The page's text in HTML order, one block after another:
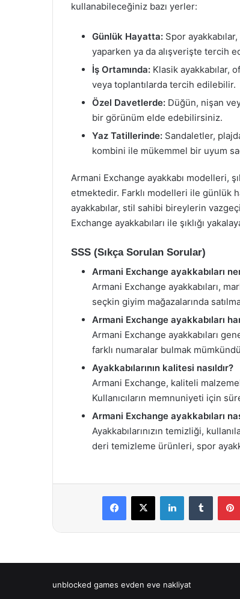
kullanabileceğiniz bazı yerler:
Günlük Hayatta: Spor
yaparken ya da alışverişte tercih
İş Ortamında: Klasik ayakkabılar,
veya toplantılarda tercih edilebilir.
Özel Davetlerde: Düğün, nişan
bir görünüm elde edebilirsiniz.
Yaz Tatillerinde: Sandaletler,
kombini ile mükemmel bir uyum
Armani Exchange ayakkabı modelleri,
etmektedir. Farklı modelleri ile günlük
ayakkabılar, stil sahibi bireylerin
Exchange ayakkabıları ile şıklığı
SSS (Sıkça Sorulan Sorular)
Armani Exchange ayakkabıları
Armani Exchange ayakkabıları,
seçkin giyim mağazalarında
Armani Exchange ayakkabıları
Armani Exchange ayakkabıları
farklı numaralar bulmak
Ayakkabılarının kalitesi nasıldır?
Armani Exchange, kaliteli
Kullanıcıların memnuniyeti için
Armani Exchange ayakkabıları
Ayakkabılarınızın temizliği,
deri temizleme ürünleri, spor
Facebook
X LinkedInTumblr
unblocked games evden eve nakliyat